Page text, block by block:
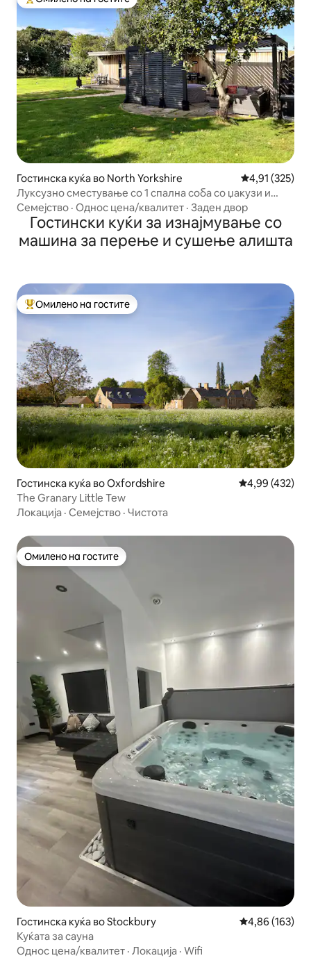
Меѓу најуспешните „Омилени на гостите“
Гостинска куќа во North Yorkshire Просечна
4,91 (325)
Луксузно сместување со 1 спална соба со џакузи и
огниште
Семејство · Однос цена/квалитет · Заден двор
Гостински куќи за изнајмување со
машина за перење и сушење алишта
Меѓу најуспешните „Омилени на гостите“
Омилено на гостите
Гостинска куќа во Oxfordshire Просечна
4,99 (432)
The Granary Little Tew
Локација · Семејство · Чистота
Омилено на гостите
Омилено на гостите
Гостинска куќа во Stockbury Просечна
4,86 (163)
Куќата за сауна
Однос цена/квалитет · Локација · Wifi